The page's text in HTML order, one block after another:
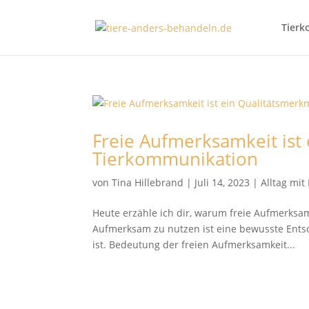
Freie Aufmerksamkeit
Tierkommunikation
vonTina Hillebrand | Juli 14, 2023 |Alltag mit
Heute erzähle ich dir, warum freie
Aufmerksam zu nutzen ist eine bewusste
ist. Bedeutung der freien Aufmerksamkeit...